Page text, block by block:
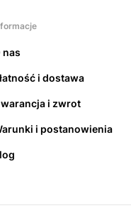
nas
i dostawa
i zwrot
i postanowienia